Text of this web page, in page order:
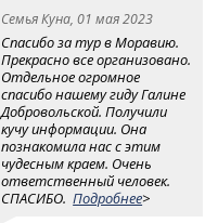
Семья Куна, 01 мая 2023
Спасибо за тур в Моравию.
Прекрасно все организовано.
Отдельное огромное
спасибо нашему гиду Галине
Добровольской. Получили
кучу информации. Она
познакомила нас с этим
чудесным краем. Очень
ответственный человек.
СПАСИБО.Подробнее>